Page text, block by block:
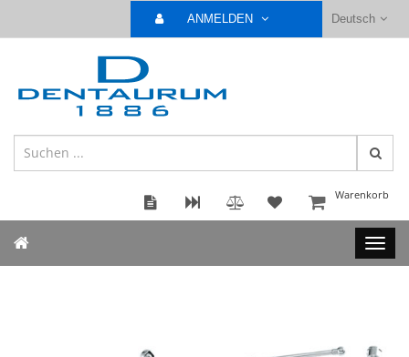
Deutsch
ANMELDEN
Warenkorb